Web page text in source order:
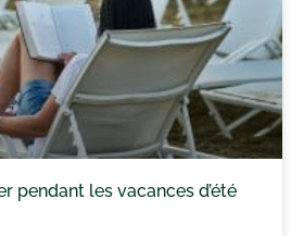
pendant les vacances d’été